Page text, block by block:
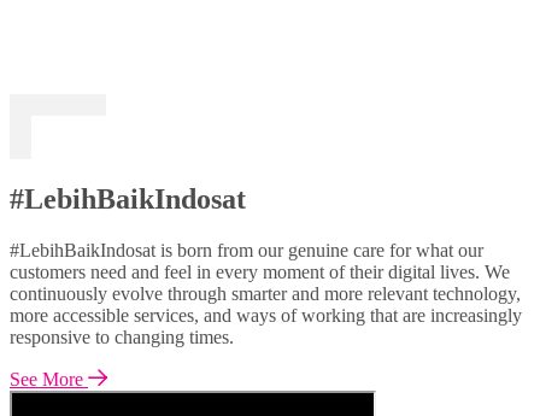
#LebihBaikIndosat
#LebihBaikIndosat is born from our genuine care for what our
customers need and feel in every moment of their digital lives. We
continuously evolve through smarter and more relevant technology,
more accessible services, and ways of working that are increasingly
responsive to changing times.
See More